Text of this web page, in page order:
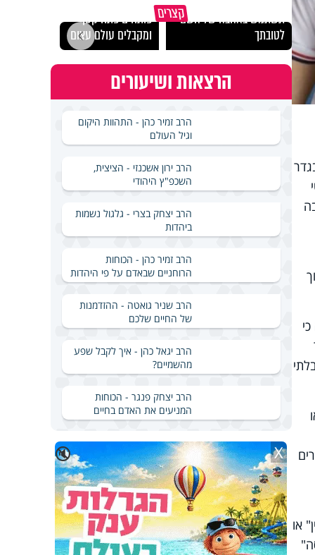
או
קצריםתשתמש באהבה של השם
לטובתך
פותחים פתח קטן -
ומקבלים עולם עצום
הרצאות ושיעורים
הרב זמיר כהן - התהוות היקום
וגיל העולם
הרב ירון אשכנזי - הציצית,
השכפ"ץ היהודי
הרב יצחק בצרי - גלגול נשמות
ביהדות
הרב זמיר כהן - הכוחות
הרוחניים שבאדם על פי היהדות
הרב שניר גואטה - ההזדמנות
של החיים שלכם
הרב יגאל כהן - איך לקבל שפע
מהשמיים?
הרב יצחק פנגר - הכוחות
המניעים את האדם בחיים
🔇 X